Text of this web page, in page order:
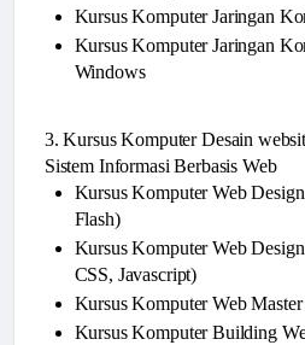
Kursus Komputer Jaringan
Kursus Komputer Jaringan
Windows
3. Kursus Komputer Desain
Sistem Informasi Berbasis Web
Kursus Komputer Web
Flash)
Kursus Komputer Web
CSS, Javascript)
Kursus Komputer Web Master
Kursus Komputer Building